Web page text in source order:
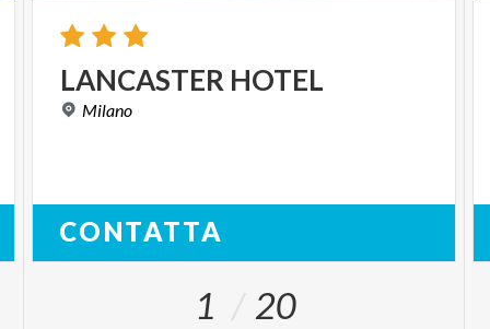
LANCASTER HOTEL
Milano
CONTATTA
1 20